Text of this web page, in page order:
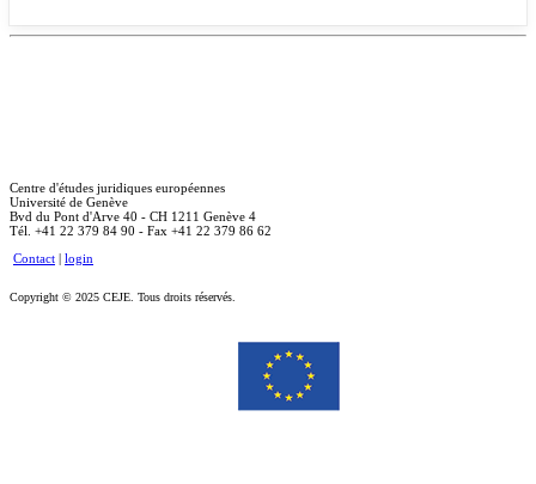
Centre d'études juridiques européennes
Université de Genève
Bvd du Pont d'Arve 40 - CH 1211 Genève 4
Tél. +41 22 379 84 90 - Fax +41 22 379 86 62
Contact | login
Copyright © 2025 CEJE. Tous droits réservés.